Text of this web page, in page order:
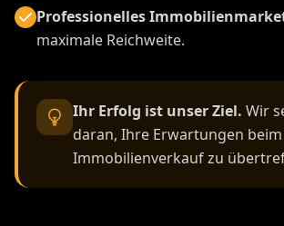
Professionelles
maximale Reichweite.
Ihr Erfolg ist unser Ziel. Wir
daran, Ihre Erwartungen beim
Immobilienverkauf zu